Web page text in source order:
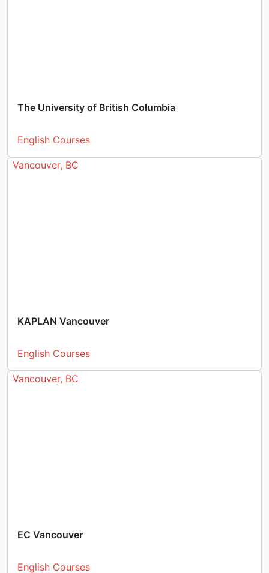
The University of British Columbia
English Courses
Vancouver, BC
KAPLAN Vancouver
English Courses
Vancouver, BC
EC Vancouver
English Courses